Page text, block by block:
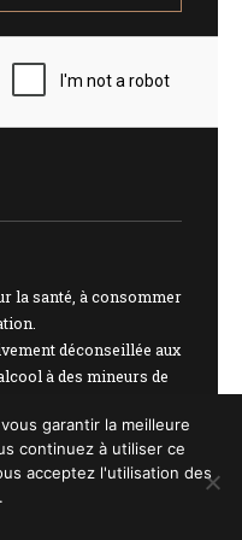
la santé, à consommer
déconseillée aux
à des mineurs de
déclarez avoir 18 ans
garantir la meilleure
continuez à utiliser ce
acceptez l'utilisation des